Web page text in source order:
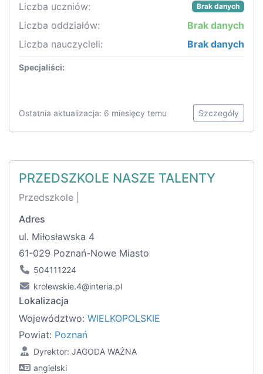
Liczba uczniów: Brak danych
Liczba oddziałów:
Brak danych
Liczba nauczycieli:
Brak danych
Specjaliści:
Ostatnia aktualizacja: 6 miesięcy temu Szczegóły
PRZEDSZKOLE NASZE TALENTY
Przedszkole |
Adres
ul. Miłosławska 4
61-029 Poznań-Nowe Miasto
504111224
krolewskie.4@interia.pl
Lokalizacja
Województwo: WIELKOPOLSKIE
Powiat: Poznań
Dyrektor: JAGODA WAŻNA
angielski